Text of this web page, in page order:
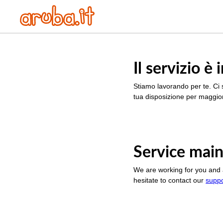
Il servizio è
Stiamo lavorando per te.
tua disposizione per
Service
We are working for you
hesitate to contact our